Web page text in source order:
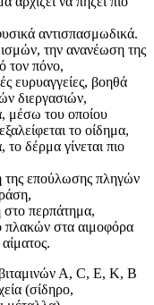
αντισπασμωδικά.
την ανανέωση της
τον πόνο,
ευρυαγγείες, βοηθά
διεργασιών,
μέσω του οποίου
το οίδημα,
δέρμα γίνεται πιο
της επούλωσης πληγών
στο περπάτημα,
πλακών στα αιμοφόρα
Α, C, E, K, B
(σίδηρο,